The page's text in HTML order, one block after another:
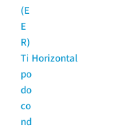
(E
E
R)
Ti
po
do
co
nd
Horizontal